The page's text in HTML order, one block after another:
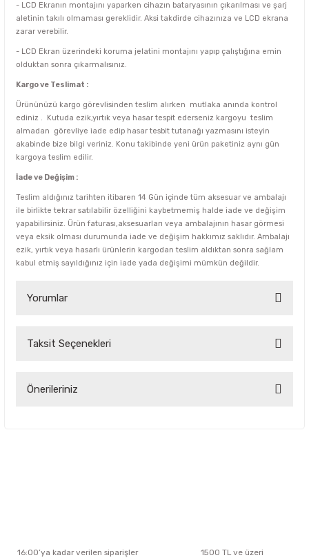
- LCD Ekranın montajını yaparken cihazın bataryasının çıkarılması ve şarj
aletinin takılı olmaması gereklidir. Aksi takdirde cihazınıza ve LCD ekrana
zarar verebilir.
- LCD Ekran üzerindeki koruma jelatini montajını yapıp çalıştığına emin
olduktan sonra çıkarmalısınız.
Kargo ve Teslimat :
Ürününüzü kargo görevlisinden teslim alırken mutlaka anında kontrol
ediniz . Kutuda ezik,yırtık veya hasar tespit ederseniz kargoyu teslim
almadan görevliye iade edip hasar tesbit tutanağı yazmasını isteyin
akabinde bize bilgi veriniz. Konu takibinde yeni ürün paketiniz aynı gün
kargoya teslim edilir.
İade ve Değişim :
Teslim aldığınız tarihten itibaren 14 Gün içinde tüm aksesuar ve ambalajı
ile birlikte tekrar satılabilir özelliğini kaybetmemiş halde iade ve değişim
yapabilirsiniz. Ürün faturası,aksesuarları veya ambalajının hasar görmesi
veya eksik olması durumunda iade ve değişim hakkımız saklıdır. Ambalajı
ezik, yırtık veya hasarlı ürünlerin kargodan teslim aldıktan sonra sağlam
kabul etmiş sayıldığınız için iade yada değişimi mümkün değildir.
Yorumlar
Bu ürüne ilk yorumu siz yapın!
Taksit Seçenekleri
Önerileriniz
Ürün fiyatı diğer sitelerden daha pahalı.
16:00’ya kadar verilen siparişler 1500 TL ve üzeri